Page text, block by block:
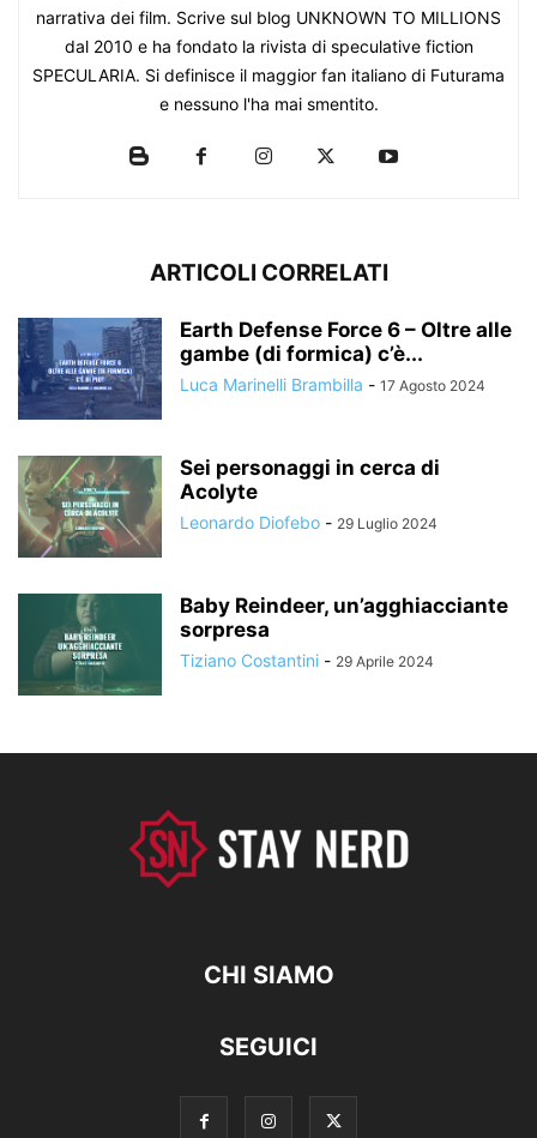
narrativa dei film. Scrive sul blog UNKNOWN TO MILLIONS
dal 2010 e ha fondato la rivista di speculative fiction
SPECULARIA. Si definisce il maggior fan italiano di Futurama
e nessuno l'ha mai smentito.
ARTICOLI CORRELATI
Earth Defense Force 6 – Oltre alle
gambe (di formica) c’è...
Luca Marinelli Brambilla - 17 Agosto 2024
Sei personaggi in cerca di
Acolyte
Leonardo Diofebo - 29 Luglio 2024
Baby Reindeer, un’agghiacciante
sorpresa
Tiziano Costantini - 29 Aprile 2024
CHI SIAMO
SEGUICI